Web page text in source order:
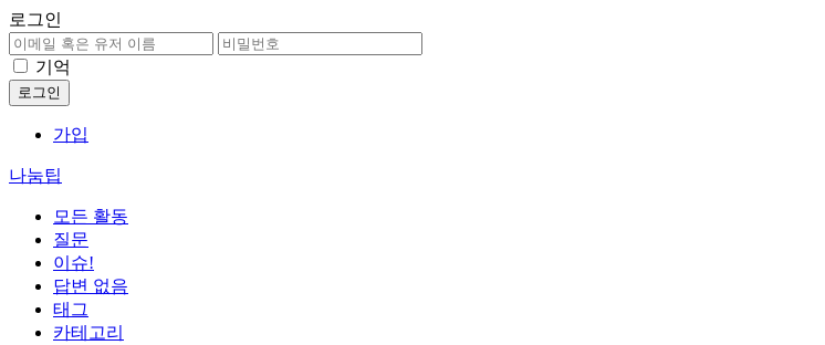
로그인
기억
가입
나눔팁
모든 활동
질문
이슈!
답변 없음
태그
카테고리